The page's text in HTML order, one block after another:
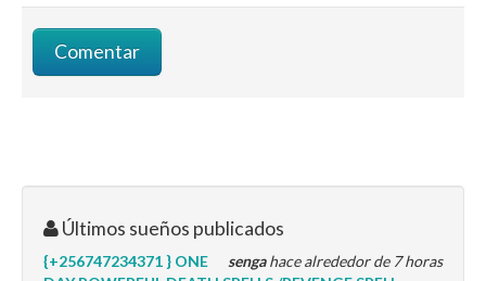
Últimos sueños publicados
sengahace alrededor de 7 horas
{+256747234371 } ONE